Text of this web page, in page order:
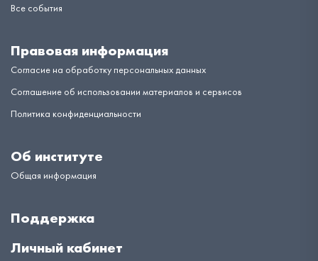
Все события
Правовая информация
Согласие на обработку персональных данных
Соглашение об использовании материалов и сервисов
Политика конфиденциальности
Об институте
Общая информация
Поддержка
Личный кабинет